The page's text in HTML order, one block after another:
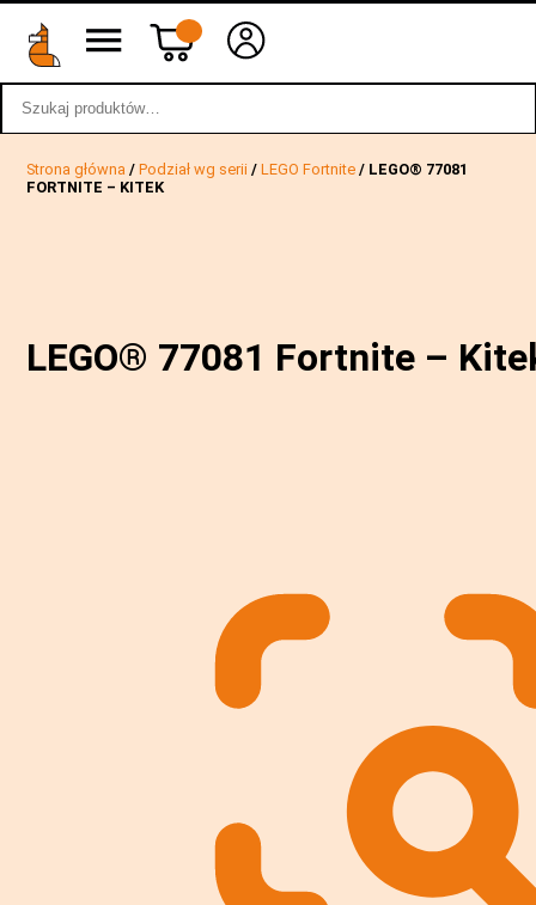
wstecz
Strona główna /Podział wg serii /LEGO Fortnite / LEGO® 77081
FORTNITE – KITEK
LEGO® 77081 Fortnite –